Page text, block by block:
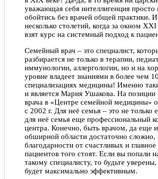
уважающая себя интеллигенция просто
обойтись без врачей общей практики. И
несколько столетий, когда за окном XXI
взят курс на системный подход к
Семейный врач – это специалист,
разбирается не только в терапии,
иммунологии, аллергологии, но и на
уровне владеет знаниями в более чем
специализациях медицины! Именно
и является Мария Ушакова. На позиции
врача в «Центре семейной медицины»
с 2002 г. Для неё семья – это не только
для неё семья еще профессиональный
центра. Конечно, быть врачом, да еще и
обширной области достаточно сложно,
благодарности от счастливых и
пациентов того стоят. Если вы попали
такому специалисту, то будьте
будет максимально эффективным.